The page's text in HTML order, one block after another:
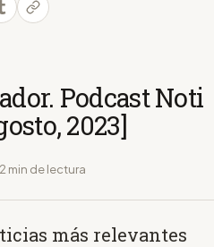
Podcast Noti
2023]
2 min de lectura
más relevantes